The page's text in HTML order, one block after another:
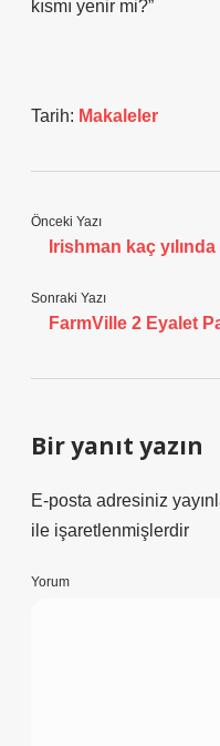
kısmı yenir mi?”
Tarih: Makaleler
Önceki Yazı
Irishman kaç
Sonraki Yazı
FarmVille 2 Eyalet
Bir yanıt yazın
E-posta adresiniz
ile işaretlenmişlerdir
Yorum